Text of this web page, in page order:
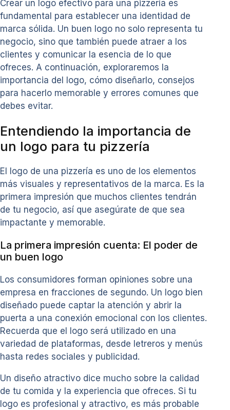
Crear un logo efectivo para una pizzería es
fundamental para establecer una identidad de
marca sólida. Un buen logo no solo representa tu
negocio, sino que también puede atraer a los
clientes y comunicar la esencia de lo que
ofreces. A continuación, exploraremos la
importancia del logo, cómo diseñarlo, consejos
para hacerlo memorable y errores comunes que
debes evitar.
Entendiendo la importancia de
un logo para tu pizzería
El logo de una pizzería es uno de los elementos
más visuales y representativos de la marca. Es la
primera impresión que muchos clientes tendrán
de tu negocio, así que asegúrate de que sea
impactante y memorable.
La primera impresión cuenta: El poder de
un buen logo
Los consumidores forman opiniones sobre una
empresa en fracciones de segundo. Un logo bien
diseñado puede captar la atención y abrir la
puerta a una conexión emocional con los clientes.
Recuerda que el logo será utilizado en una
variedad de plataformas, desde letreros y menús
hasta redes sociales y publicidad.
Un diseño atractivo dice mucho sobre la calidad
de tu comida y la experiencia que ofreces. Si tu
logo es profesional y atractivo, es más probable